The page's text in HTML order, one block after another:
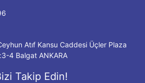
Atıf Kansu Caddesi Üçler Plaza
4 Balgat ANKARA
Takip Edin!